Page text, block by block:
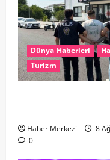
Dünya Haberleri
Turizm
Haber Merkezi
8
0